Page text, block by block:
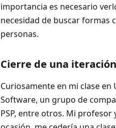
importancia es necesario
necesidad de buscar formas
personas.
Cierre de una
Curiosamente en mi clase en
Software, un grupo de
PSP, entre otros. Mi